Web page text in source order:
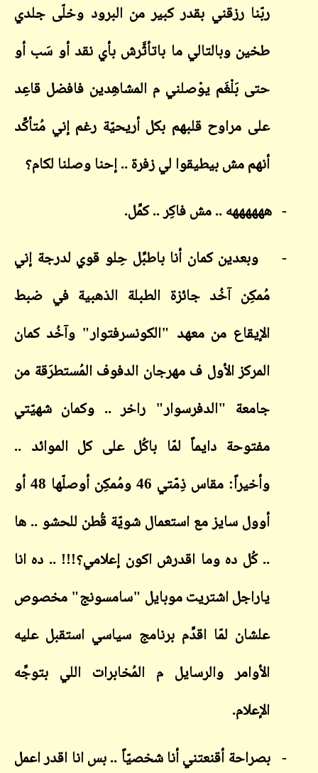
ربّنا رزقني بقدر كبير من البرود وخلّى جلدي
طخين وبالتالي ما باتأثَّرش بأي نقد أو سَب أو
حتى بَلْغَم يوْصلني م المشاهِدين فافضل قاعِد
على مراوح قلبهم بكل أريحيّة رغم إني مُتأكِّد
أنهم مش بيطيقوا لي زفرة .. إحنا وصلنا لكام؟
- ههههههه .. مش فاكِر .. كمِّل.
-
وبعدين كمان أنا باطبِّل حِلو قوي لدرجة إني
مُمكِن آخُد جائزة الطبلة الذهبية في ضبط
الإيقاع من معهد "الكونسرفتوار" وآخُد كمان
المركز الأول ف مهرجان الدفوف المُستطرَقة من
جامعة "الدفرسوار" راخر .. وكمان شهيّتي
مفتوحة دايماً لمّا باكُل على كل الموائد ..
وأخيراً: مقاس ذِمّتي 46 ومُمكِن أوصلّها 48 أو
أوول سايز مع استعمال شويّة قُطن للحشو .. ها
.. كُل ده وما اقدرش اكون إعلامي؟!!! .. ده انا
ياراجل اشتريت موبايل "سامسونج" مخصوص
علشان لمّا اقدِّم برنامج سياسي استقبل عليه
الأوامر والرسايل م المُخابرات اللي بتوجِّه
الإعلام.
- بصراحة أقنعتني أنا شخصيّاً .. بس انا اقدر اعمل